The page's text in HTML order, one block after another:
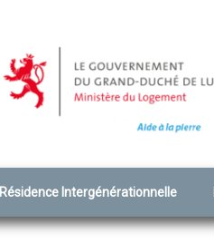
Résidence Intergénérationnelle